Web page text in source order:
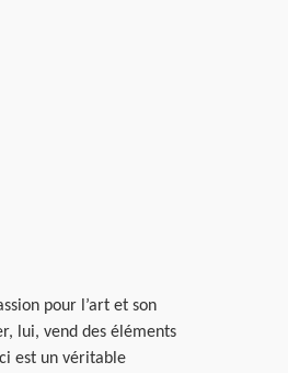
pour l’art et son
lui, vend des éléments
est un véritable